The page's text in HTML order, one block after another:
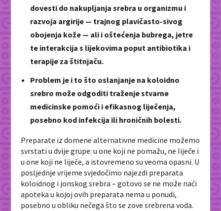
dovesti do nakupljanja srebra u organizmu i
razvoja argirije — trajnog plavičasto-sivog
obojenja kože — ali i oštećenja bubrega, jetre
te interakcija s lijekovima poput antibiotika i
terapije za štitnjaču.
Problem je i to što oslanjanje na koloidno
srebro može odgoditi traženje stvarne
medicinske pomoći i efikasnog liječenja,
posebno kod infekcija ili hroničnih bolesti.
Preparate iz domene alternativne medicine možemo
svrstati u dvije grupe: u one koji ne pomažu, ne liječe i
u one koji ne liječe, a istovremeno su veoma opasni. U
posljednje vrijeme svjedočimo najezdi preparata
koloidnog i jonskog srebra – gotovo se ne može naći
apoteka u kojoj ovih preparata nema u ponudi,
posebno u obliku nečega što se zove srebrena voda.